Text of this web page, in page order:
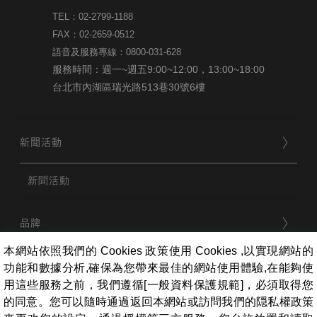
TEL：02-2799-1188
FAX：02-2659-0512
語音及服務專線：0800-031-628
服務時間：週一~週五9:00~12:00，13:00~18:00
台北市內湖區瑞光路513巷30號6樓
新聞活動
新聞活動
品牌
用戶服務
本網站依照我們的 Cookies 政策使用 Cookies ,以實現網站的
功能和數據分析,確保為您帶來最佳的網站使用體驗,在能夠使
用這些服務之前，我們遵循[一般資料保護規範]，必須取得您
的同意。您可以隨時通過返回本網站或訪問我們的隠私權政策